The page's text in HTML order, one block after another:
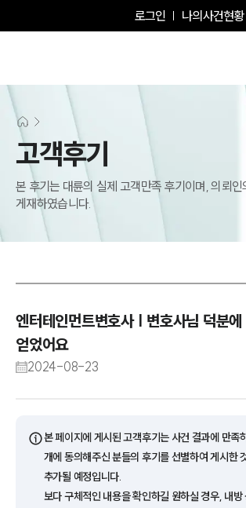
로그인 나의사건현황
고객후기
본 후기는 대륜의 실제 고객만족 후기이며, 의뢰인
게재하였습니다.
엔터테인먼트변호사 | 변호사님 덕분
얻었어요
2024-08-23
ⓘ본 페이지에 게시된 고객후기는 사건 결과에 만족
개에 동의해주신 분들의 후기를 선별하여 게시한
추가될 예정입니다.
보다 구체적인 내용을 확인하길 원하실 경우, 내